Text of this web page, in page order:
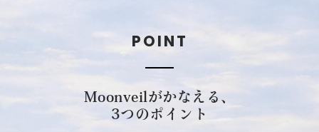
POINT
Moonveilがかなえる、
3つのポイント